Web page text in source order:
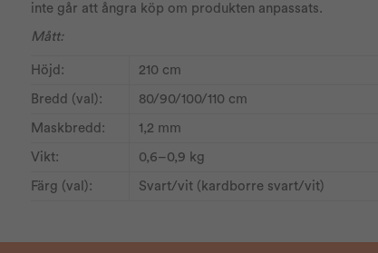
inte går att ångra köp om produkten anpassats.
Mått:
Höjd: 210 cm
Bredd (val): 80/90/100/110 cm
Maskbredd: 1,2 mm
Vikt: 0,6–0,9 kg
Färg (val): Svart/vit (kardborre svart/vit)